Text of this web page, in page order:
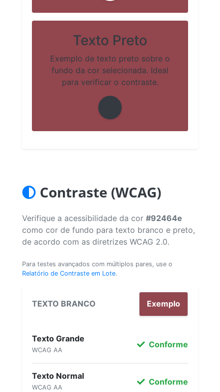
Texto Preto
Exemplo de texto preto sobre o
fundo da cor selecionada. Ideal
para verificar o contraste.
Contraste (WCAG)
Verifique a acessibilidade da cor #92464e
como cor de fundo para texto branco e preto,
de acordo com as diretrizes WCAG 2.0.
Para testes avançados com múltiplos pares, use o
Relatório de Contraste em Lote.
TEXTO BRANCO Exemplo
Texto Grande
WCAG AA
Conforme
Texto Normal
WCAG AA
Conforme